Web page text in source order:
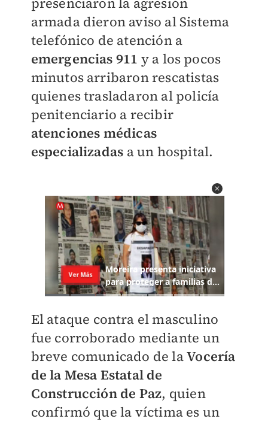
armada dieron aviso al Sistema
telefónico de atención a
emergencias 911 y a los pocos
minutos arribaron rescatistas
quienes trasladaron al policía
penitenciario a recibir
atenciones médicas
especializadas a un hospital.
El ataque contra el masculino
fue corroborado mediante un
breve comunicado de laVocería
de la Mesa Estatal de
Construcción de Paz, quien
confirmó que la víctima es un